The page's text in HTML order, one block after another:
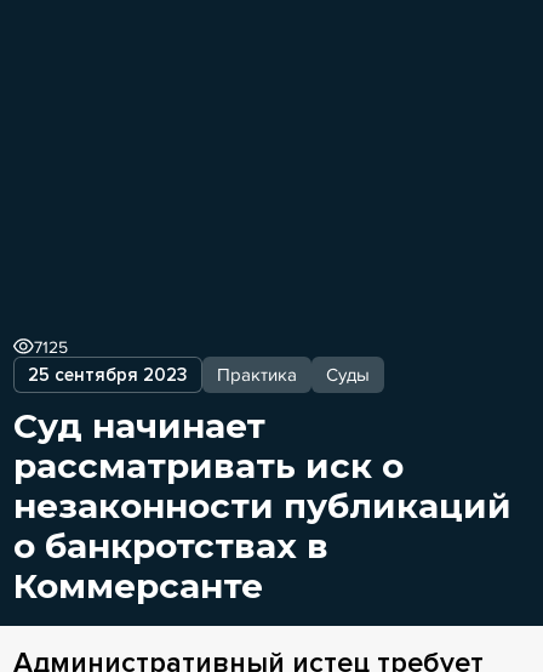
25 сентября 2023 Практика Суды
7125
Суд начинает
рассматривать иск о
незаконности публикаций
о банкротствах в
Коммерсанте
Административный истец требует